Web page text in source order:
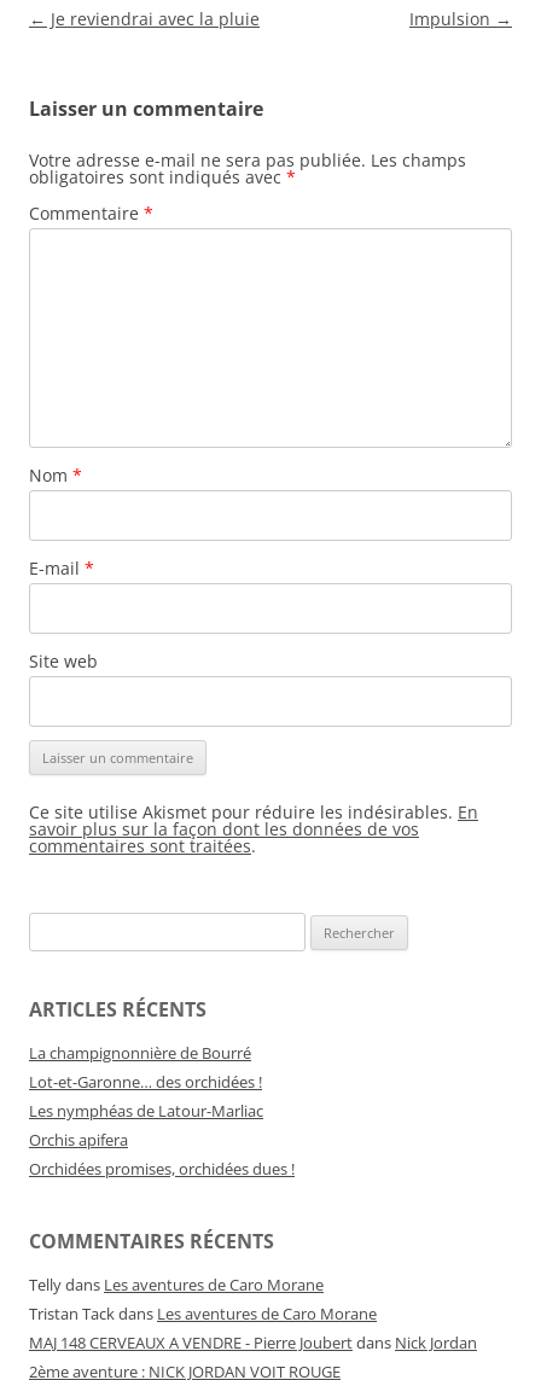
Navigation
← Je reviendrai avec la pluie Impulsion →
Laisser un commentaire
Votre adresse e-mail ne sera pas publiée. Les champs
obligatoires sont indiqués avec *
Commentaire *
Nom *
E-mail *
Site web
Ce site utilise Akismet pour réduire les indésirables. En
savoir plus sur la façon dont les données de vos
commentaires sont traitées.
ARTICLES RÉCENTS
La champignonnière de Bourré
Lot-et-Garonne… des orchidées !
Les nymphéas de Latour-Marliac
Orchis apifera
Orchidées promises, orchidées dues !
COMMENTAIRES RÉCENTS
Tellydans Les aventures de Caro Morane
Tristan Tackdans Les aventures de Caro Morane
MAJ 148 CERVEAUX A VENDRE - Pierre Joubertdans Nick Jordan
2ème aventure : NICK JORDAN VOIT ROUGE